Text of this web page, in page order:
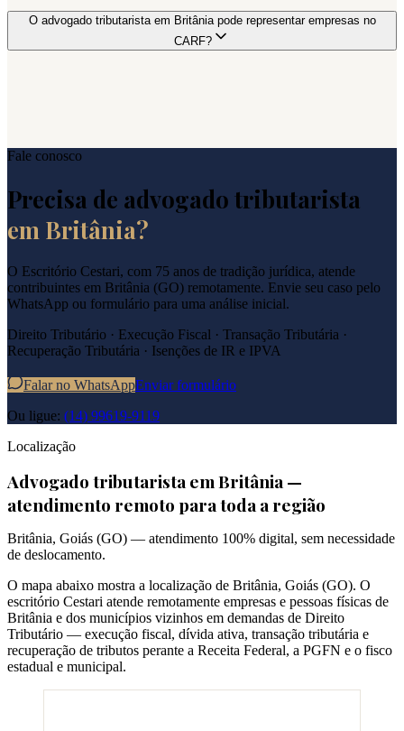
O advogado tributarista em Britânia pode representar empresas no
CARF?
Fale conosco
Precisa de advogado tributarista
em Britânia?
O Escritório Cestari, com 75 anos de tradição jurídica, atende
contribuintes em Britânia (GO) remotamente. Envie seu caso pelo
WhatsApp ou formulário para uma análise inicial.
Direito Tributário · Execução Fiscal · Transação Tributária ·
Recuperação Tributária · Isenções de IR e IPVA
Falar no WhatsAppEnviar formulário
Ou ligue: (14) 99619-9119
Localização
Advogado tributarista emBritânia —
atendimento remoto para toda a região
Britânia, Goiás (GO) — atendimento 100% digital, sem necessidade
de deslocamento.
O mapa abaixo mostra a localização de Britânia, Goiás (GO). O
escritório Cestari atende remotamente empresas e pessoas físicas de
Britânia e dos municípios vizinhos em demandas de Direito
Tributário — execução fiscal, dívida ativa, transação tributária e
recuperação de tributos perante a Receita Federal, a PGFN e o fisco
estadual e municipal.